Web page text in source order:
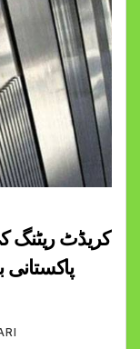
کریڈٹ ریٹنگ